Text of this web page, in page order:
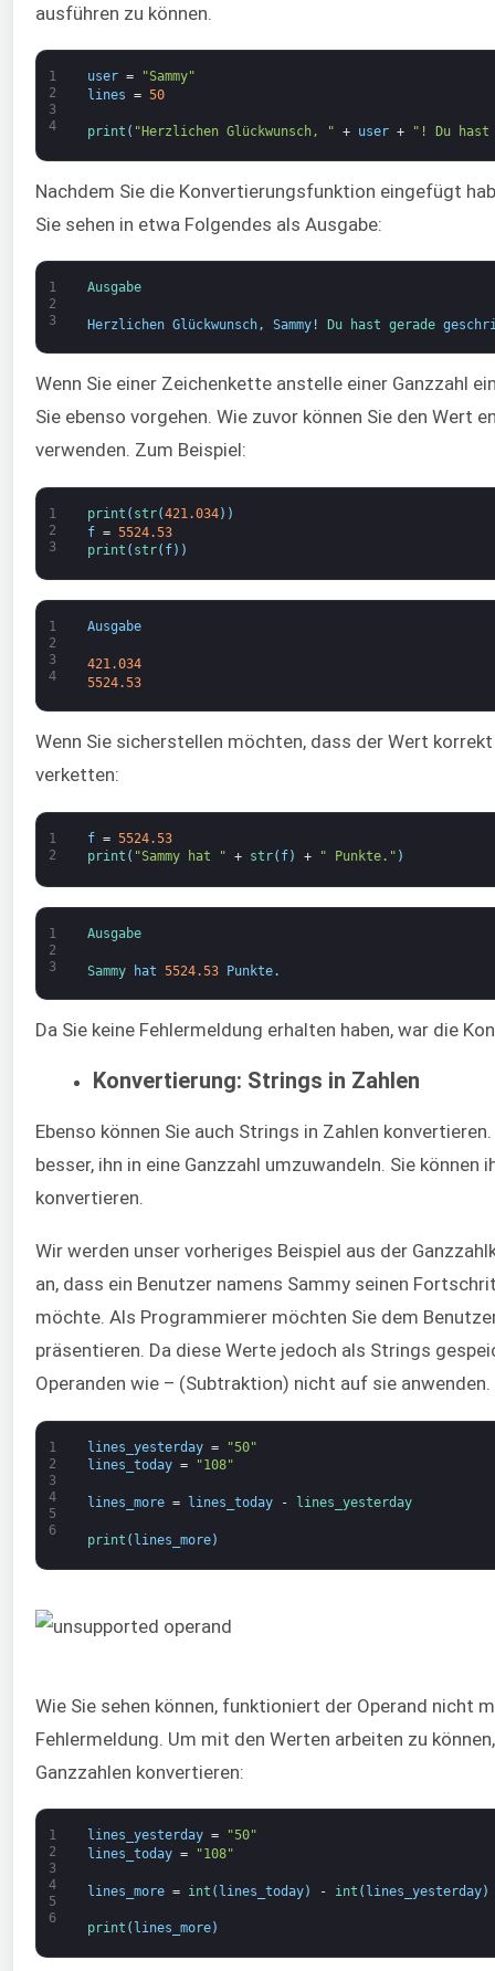
ausführen zu können.
1
2
3
4
user =
"Sammy"
lines = 50
print ( "Herzlichen Glückwunsch, " + user + "! Du hast
Nachdem Sie die Konvertierungsfunktion eingefügt
Sie sehen in etwa Folgendes als Ausgabe:
1
2
3
Ausgabe
Herzlichen Glückwunsch, Sammy! Du hast gerade
Wenn Sie einer Zeichenkette anstelle einer Ganzzahl
Sie ebenso vorgehen. Wie zuvor können Sie den Wert
verwenden. Zum Beispiel:
1
2
3
print ( str(421.034) )
f = 5524.53
print ( str( f) )
1
2
3
4
Ausgabe
421.034
5524.53
Wenn Sie sicherstellen möchten, dass der Wert
verketten:
1
2
f = 5524.53
print ( "Sammy hat " + str( f) + " Punkte." )
1
2
3
Ausgabe
Sammy hat 5524.53 Punkte.
Da Sie keine Fehlermeldung erhalten haben, war die
Konvertierung: Strings in Zahlen
Ebenso können Sie auch Strings in Zahlen
besser, ihn in eine Ganzzahl umzuwandeln. Sie können
konvertieren.
Wir werden unser vorheriges Beispiel aus der
an, dass ein Benutzer namens Sammy seinen
möchte. Als Programmierer möchten Sie dem
präsentieren. Da diese Werte jedoch als Strings
Operanden wie – (Subtraktion) nicht auf sie
1
2
3
4
5
6
lines_yesterday =
"50"
lines_today = "108"
lines_more = lines_today - lines_yesterday
print ( lines_more)
Wie Sie sehen können, funktioniert der Operand nicht
Fehlermeldung. Um mit den Werten arbeiten zu
Ganzzahlen konvertieren:
1
2
3
4
5
6
lines_yesterday =
"50"
lines_today = "108"
lines_more = int ( lines_today) - int ( lines_yesterday)
print ( lines_more)